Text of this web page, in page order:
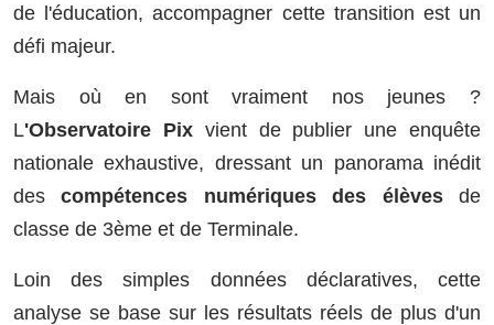
de l'éducation, accompagner cette transition est un
défi majeur.
Mais où en sont vraiment nos jeunes ?
L'Observatoire Pixvient de publier une enquête
nationale exhaustive, dressant un panorama inédit
descompétences numériques des élèvesde
classe de 3ème et de Terminale.
Loin des simples données déclaratives, cette
analyse se base sur les résultats réels de plus d'un